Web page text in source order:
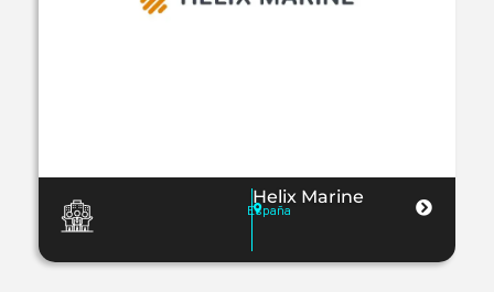
Helix Marine
España